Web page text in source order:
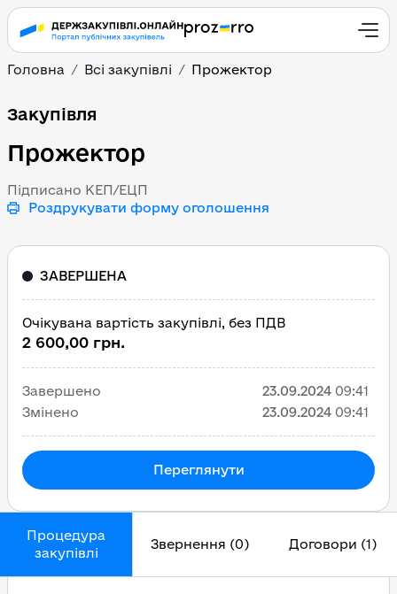
Головна Всі закупівлі Прожектор
Прожектор
Закупівля
Прожектор
Підписано КЕП/ЕЦП
Роздрукувати форму оголошення
Процедура
закупівлі
Звернення (0) Договори (1)
ЗАВЕРШЕНА
Очікувана вартість закупівлі, без ПДВ
2 600,00 грн.
Завершено 23.09.2024 09:41
Змінено
23.09.2024 09:41
Переглянути